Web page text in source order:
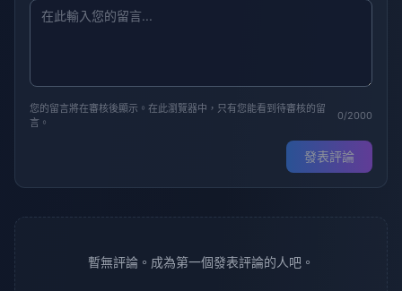
您的留言將在審核後顯示。在此瀏覽器中，只有您能看到待審核的留
言。
0/2000
發表評論
暫無評論。成為第一個發表評論的人吧。